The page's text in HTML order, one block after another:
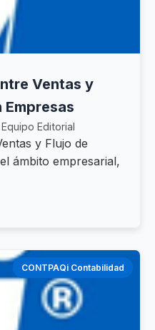
Ventas y
Editorial
y Flujo de
ámbito empresarial,
CONTPAQi Contabilidad